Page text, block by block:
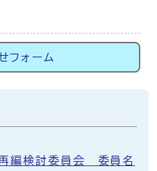
フォーム
編検討委員会 委員名